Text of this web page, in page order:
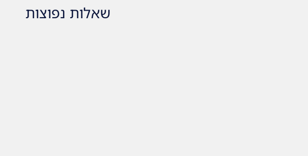
שאלות נפוצות